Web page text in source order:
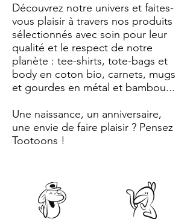
Découvrez notre univers et faites-
vous plaisir à travers nos produits
sélectionnés avec soin pour leur
qualité et le respect de notre
planète : tee-shirts, tote-bags et
body en coton bio, carnets, mugs
et gourdes en métal et bambou...
Une naissance, un anniversaire,
une envie de faire plaisir ? Pensez
Tootoons !